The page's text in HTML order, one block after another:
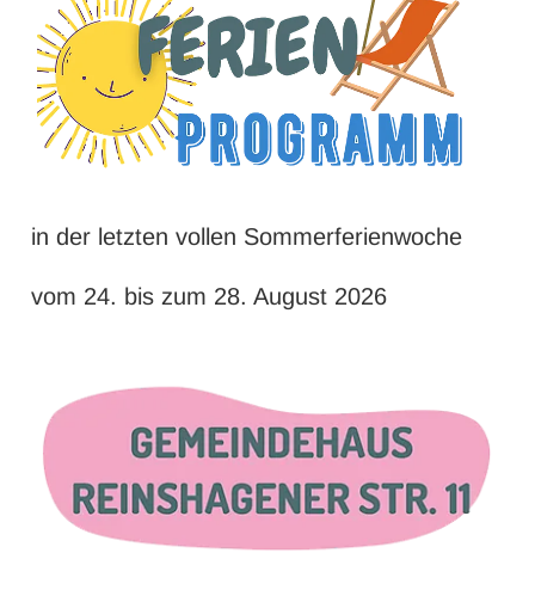
in der letzten vollen Sommerferienwoche
vom 24. bis zum 28. August 2026